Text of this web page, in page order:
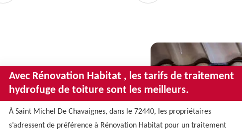
Avec Rénovation Habitat , les tarifs de traitement
hydrofuge de toiture sont les meilleurs.
À Saint Michel De Chavaignes, dans le 72440, les propriétaires
s’adressent de préférence à Rénovation Habitat pour un traitement